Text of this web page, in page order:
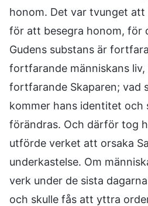
honom. Det var tvunget att
för att besegra honom, för
Gudens substans är
fortfarande människans liv,
fortfarande Skaparen; vad
kommer hans identitet och
förändras. Och därför tog
utförde verket att orsaka
underkastelse. Om
verk under de sista
och skulle fås att yttra